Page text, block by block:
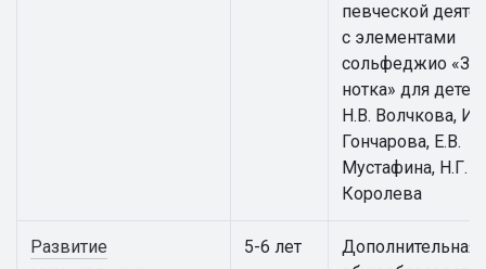
певческой
с элементами
сольфеджио
нотка» для
Н.В. Волчкова,
Гончарова, Е.В.
Мустафина, Н.Г.
Королева
Развитие
5-6 лет
Дополнительная